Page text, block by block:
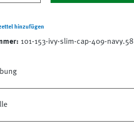
hinzufügen
101-153-ivy-slim-cap-409-navy.58